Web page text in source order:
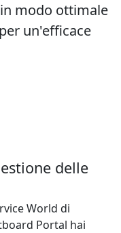
modo ottimale
un'efficace
delle
World di
Portal hai